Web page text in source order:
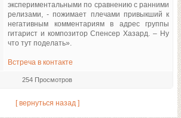
экспериментальными по сравнению с ранними
релизами, - пожимает плечами привыкший к
негативным комментариям в адрес группы
гитарист и композитор Спенсер Хазард. – Ну
что тут поделать».
Встреча в контакте
254 Просмотров
[ вернуться назад ]